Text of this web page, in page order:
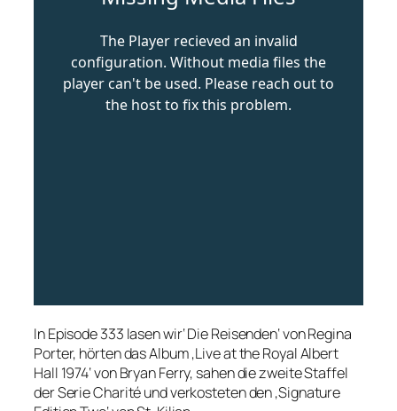
In Episode 333 lasen wir‘ Die Reisenden‘ von Regina
Porter, hörten das Album ‚Live at the Royal Albert
Hall 1974‘ von Bryan Ferry, sahen die zweite Staffel
der Serie Charité und verkosteten den ‚Signature